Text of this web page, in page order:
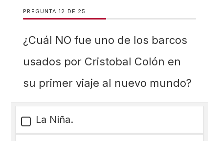
PREGUNTA DE 25
¿Cuál NO fue uno de los barcos
usados por Cristobal Colón en
su primer viaje al nuevo mundo?
La Niña.